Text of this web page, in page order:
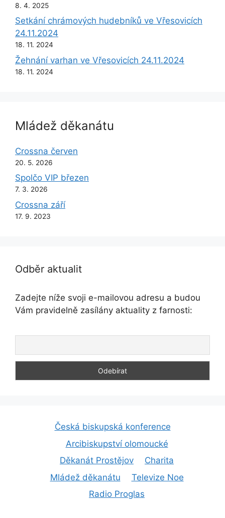
8. 4. 2025
Setkání chrámových hudebníků ve Vřesovicích
24.11.2024
18. 11. 2024
Žehnání varhan ve Vřesovicích 24.11.2024
18. 11. 2024
Mládež děkanátu
Crossna červen
20. 5. 2026
Spolčo VIP březen
7. 3. 2026
Crossna září
17. 9. 2023
Odběr aktualit
Zadejte níže svoji e-mailovou adresu a budou
Vám pravidelně zasílány aktuality z farnosti:
Česká biskupská konference
Arcibiskupství olomoucké
Děkanát Prostějov
Charita
Mládež děkanátu
Televize Noe
Radio Proglas